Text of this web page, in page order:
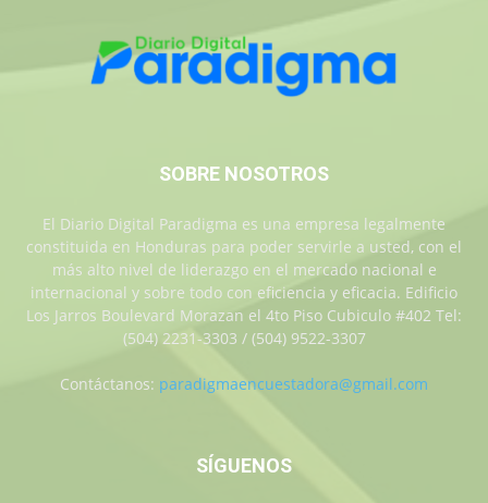
SOBRE NOSOTROS
El Diario Digital Paradigma es una empresa legalmente
constituida en Honduras para poder servirle a usted, con el
más alto nivel de liderazgo en el mercado nacional e
internacional y sobre todo con eficiencia y eficacia. Edificio
Los Jarros Boulevard Morazan el 4to Piso Cubiculo #402 Tel:
(504) 2231-3303 / (504) 9522-3307
Contáctanos: paradigmaencuestadora@gmail.com
SÍGUENOS